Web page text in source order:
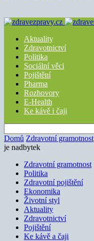
Aktuality
Zdravotnictví
Politika
Sociální věci
Pojištění
Pharma
Rozhovory
E-Health
Ke kávě i čaji
Domů Zdravotní gramotnost
je nadbytek
Zdravotní gramotnost
Politika
Zdravotní pojištění
Ekonomika
Životní styl
Aktuality
Zdravotnictví
Pojištění
Ke kávě a čaji